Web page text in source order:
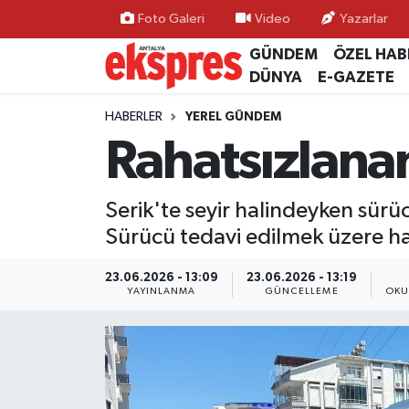
Foto Galeri Video Yazarlar
GÜNDEM ÖZEL
DÜNYA
E-GAZETE
HABERLER YEREL GÜNDEM
Serik'te seyir halindeyken
Sürücü tedavi edilmek üzere
23.06.2026 - 13:09
YAYINLANMA
23.06.2026 - 13:19
GÜNCELLEME
ÖZEL HABER
GÜNDEM
YEREL GÜNDEM
EKONOMİ
SİYASET
SAĞLIK
Nöbetçi Eczaneler
Hava Durumu
Trafik Durumu
Süper Lig Puan Durumu ve Fikstür
Haber Arşivi